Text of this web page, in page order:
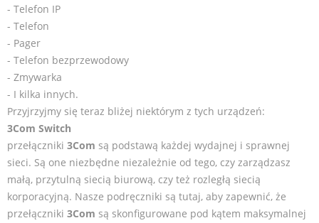
- Telefon IP
- Telefon
- Pager
- Telefon bezprzewodowy
- Zmywarka
- I kilka innych.
Przyjrzyjmy się teraz bliżej niektórym z tych urządzeń:
3Com Switch
przełączniki 3Com są podstawą każdej wydajnej i sprawnej
sieci. Są one niezbędne niezależnie od tego, czy zarządzasz
małą, przytulną siecią biurową, czy też rozległą siecią
korporacyjną. Nasze podręczniki są tutaj, aby zapewnić, że
przełączniki 3Com są skonfigurowane pod kątem maksymalnej